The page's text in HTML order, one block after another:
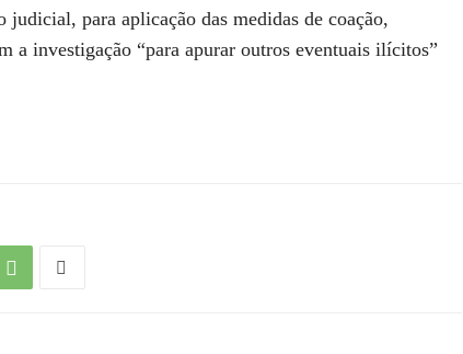
para aplicação das medidas de coação,
a investigação “para apurar outros eventuais ilícitos”